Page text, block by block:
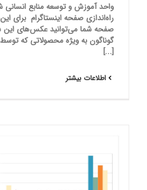
واحد آموزش و توسعه منابع
راه‌اندازی صفحه اینستاگرام برای
صفحه شما می‌توانید عکس‌های این
گوناگون به ویژه محصولاتی که
[...]
اطلاعات بیشتر